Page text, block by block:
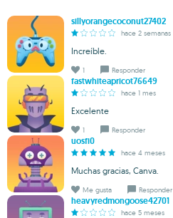
sillyorangecoconut27402
hace 2 semanas
Increíble.
1 Responder
fastwhiteapricot76649
hace 1 mes
Excelente
1 Responder
uosfi0
hace 4 meses
Muchas gracias, Canva.
Me gusta Responder
heavyredmongoose42701
hace 5 meses